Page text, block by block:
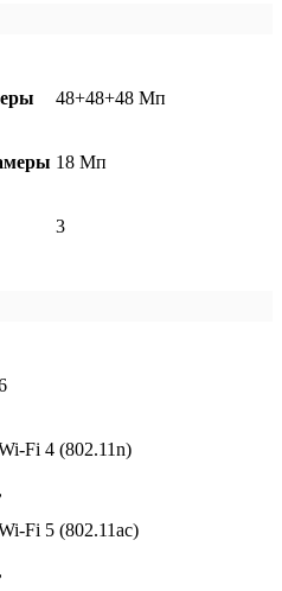
48+48+48 Мп
18 Мп
3
Fi 4 (802.11n)
,
Fi 5 (802.11ac)
,